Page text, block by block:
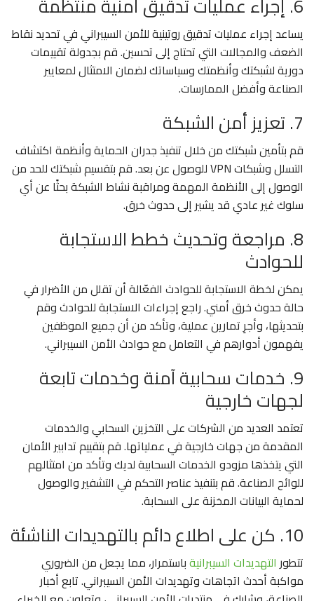
يساعد إجراء عمليات تدقيق روتينية للأمن السيبراني في تحديد نقاط
الضعف والمجالات التي تحتاج إلى تحسين. قم بجدولة تقييمات
دورية لشبكتك وأنظمتك وسياساتك لضمان الامتثال لمعايير
الصناعة وأفضل الممارسات.
7. تعزيز أمن الشبكة
قم بتأمين شبكتك من خلال تنفيذ جدران الحماية وأنظمة اكتشاف
التسلل وشبكات VPN للوصول عن بعد. قم بتقسيم شبكتك للحد من
الوصول إلى الأنظمة المهمة ومراقبة نشاط الشبكة بحثًا عن أي
سلوك غير عادي قد يشير إلى حدوث خرق.
8. مراجعة وتحديث خطط الاستجابة
للحوادث
يمكن لخطة الاستجابة للحوادث الفعّالة أن تقلل من الأضرار في
حالة حدوث خرق أمني. راجع إجراءات الاستجابة للحوادث وقم
بتحديثها، وأجرِ تمارين عملية، وتأكد من أن جميع الموظفين
يفهمون أدوارهم في التعامل مع حوادث الأمن السيبراني.
9. خدمات سحابية آمنة وخدمات تابعة
لجهات خارجية
تعتمد العديد من الشركات على التخزين السحابي والخدمات
المقدمة من جهات خارجية في عملياتها. قم بتقييم تدابير الأمان
التي يتخذها مزودو الخدمات السحابية لديك وتأكد من امتثالهم
للوائح الصناعة. قم بتنفيذ عناصر التحكم في التشفير والوصول
لحماية البيانات المخزنة على السحابة.
10. كن على اطلاع دائم بالتهديدات الناشئة
تتطورالتهديدات السيبرانيةباستمرار، مما يجعل من الضروري
مواكبة أحدث اتجاهات وتهديدات الأمن السيبراني. تابع أخبار